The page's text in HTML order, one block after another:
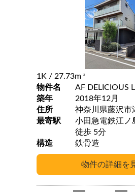
1K / 27.73m 2
物件名
AF DELICIOUS
築年
2018年12月
住所
神奈川県藤沢市
最寄駅
小田急電鉄江ノ
徒歩 5分
構造
鉄骨造